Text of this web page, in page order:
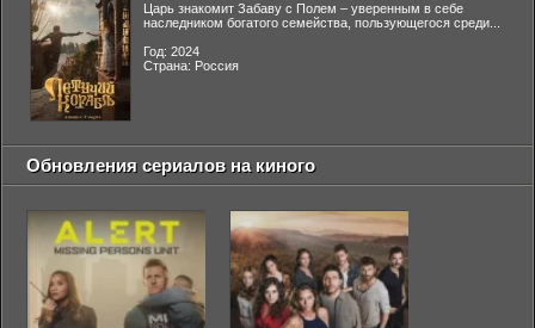
Царь знакомит Забаву с Полем – уверенным в себе
наследником богатого семейства, пользующегося среди...
Год: 2024
Страна: Россия
Обновления сериалов на киного